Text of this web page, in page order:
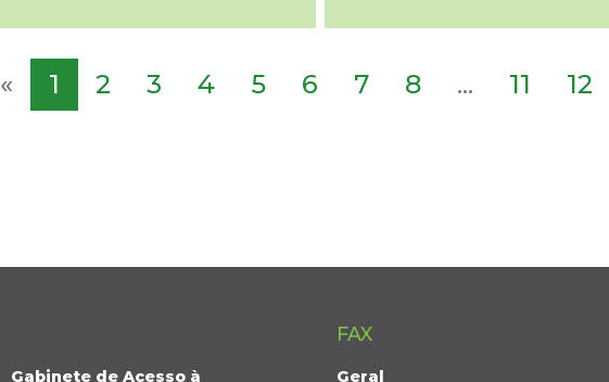
« 1 2 3 4 5 6 7 8 ... 11 12
Gabinete de Acesso à
FAX
Geral